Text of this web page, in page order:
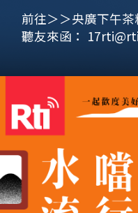
前往＞＞央廣下午
聽友來函：